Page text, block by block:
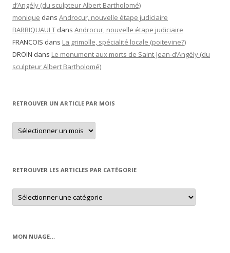
d’Angély (du sculpteur Albert Bartholomé)
monique dans Androcur, nouvelle étape judiciaire
BARRIQUAULT dans Androcur, nouvelle étape judiciaire
FRANCOIS dans La grimolle, spécialité locale (poitevine?)
DROIN dans Le monument aux morts de Saint-Jean-d’Angély (du
sculpteur Albert Bartholomé)
RETROUVER UN ARTICLE PAR MOIS
Retrouver
un
article
RETROUVER LES ARTICLES PAR CATÉGORIE
Retrouver
les
articles
MON NUAGE…